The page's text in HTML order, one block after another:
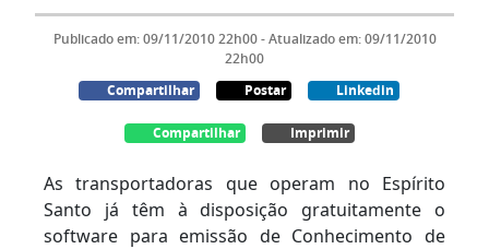
Publicado em: 09/11/2010 22h00 - Atualizado em: 09/11/2010
22h00
Compartilhar
Postar Linkedin
Compartilhar Imprimir
As transportadoras que operam no Espírito
Santo já têm à disposição gratuitamente o
software para emissão de Conhecimento de